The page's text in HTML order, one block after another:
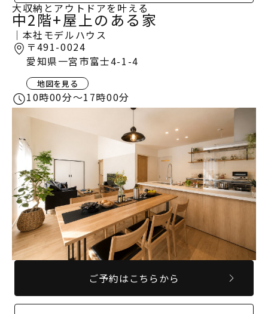
大収納とアウトドアを叶える
中2階+屋上のある家
｜本社モデルハウス
〒491-0024
愛知県一宮市富士4-1-4
地図を見る
10時00分〜17時00分
ご予約はこちらから